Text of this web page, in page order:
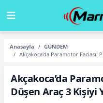
Anasayfa
GÜNDEM
Akçakoca’da Paramotor Faciası:
Akçakoca’da
Düşen Araç 3 Kişiyi